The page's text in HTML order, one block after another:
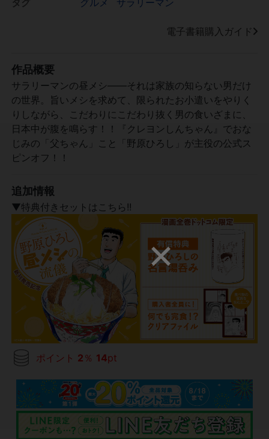
電子書籍購入ガイド
作品概要
サラリーマンの昼メシ――それは家族の知らない男だけ
の世界。旨いメシを求めて、限られたお小遣いをやりく
りしながら、こだわりにこだわり抜く男の食いざまに、
日本中が腹を鳴らす！！『クレヨンしんちゃん』でおな
じみの「父ちゃん」こと「野原ひろし」が主役の公式ス
ピンオフ！！
追加情報
▼特典付きセットはこちら!!
ポイント 2 ％ 14pt